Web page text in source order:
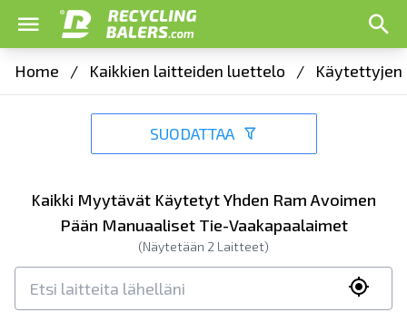
Home / Kaikkien laitteiden luettelo /
SUODATTAA
Kaikki Myytävät Käytetyt Yhden Ram Avoimen
Pään Manuaaliset Tie-Vaakapaalaimet
(Näytetään 2 Laitteet)